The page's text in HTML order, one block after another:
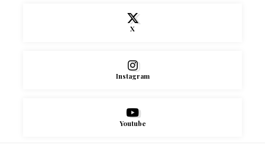
X
Instagram
Youtube